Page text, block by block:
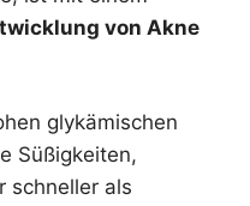
von Akne
glykämischen
Süßigkeiten,
schneller als